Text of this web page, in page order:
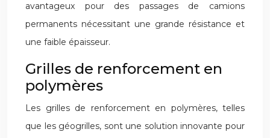
avantageux pour des passages de camions
permanents nécessitant une grande résistance et
une faible épaisseur.
Grilles de renforcement en
polymères
Les grilles de renforcement en polymères, telles
que les géogrilles, sont une solution innovante pour